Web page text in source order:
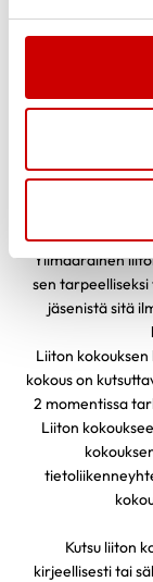
pidetään
Ylimääräinen
sen
jäsenistä sitä
Liiton
kokous on
2 momentissa
Liiton
Kutsu liiton
kirjeellisesti tai